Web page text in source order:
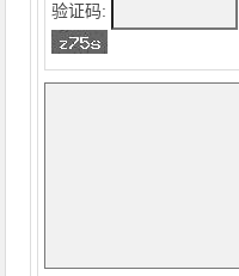
验证码: